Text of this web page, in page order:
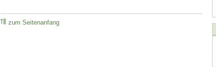
zum Seitenanfang